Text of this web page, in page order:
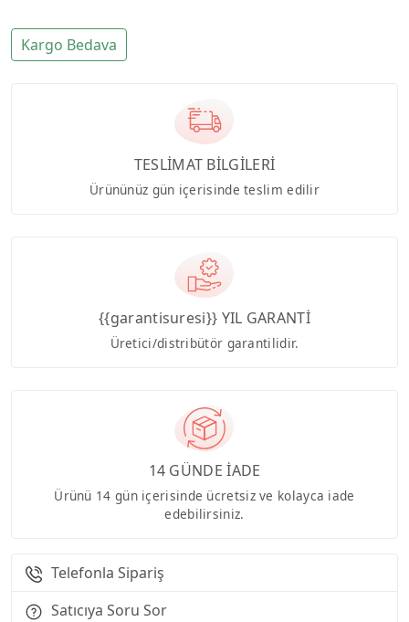
Kargo Bedava
TESLİMAT BİLGİLERİ
Ürününüz gün içerisinde teslim edilir
{{garantisuresi}} YIL GARANTİ
Üretici/distribütör garantilidir.
14 GÜNDE İADE
Ürünü 14 gün içerisinde ücretsiz ve kolayca iade
edebilirsiniz.
Telefonla Sipariş
Satıcıya Soru Sor